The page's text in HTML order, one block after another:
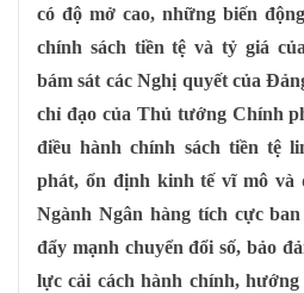
có độ mở cao, những biến
chính sách tiền tệ và tỷ giá
bám sát các Nghị quyết của
chỉ đạo của Thủ tướng Chính
điều hành chính sách tiền tệ
phát, ổn định kinh tế vĩ mô và
Ngành Ngân hàng tích cực
đẩy mạnh chuyển đổi số, bảo
lực cải cách hành chính,